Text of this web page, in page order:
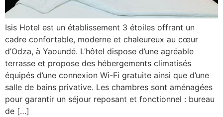
Isis Hotel est un établissement 3 étoiles offrant un
cadre confortable, moderne et chaleureux au cœur
d’Odza, à Yaoundé. L’hôtel dispose d’une agréable
terrasse et propose des hébergements climatisés
équipés d’une connexion Wi-Fi gratuite ainsi que d’une
salle de bains privative. Les chambres sont aménagées
pour garantir un séjour reposant et fonctionnel : bureau
de […]